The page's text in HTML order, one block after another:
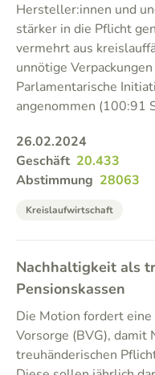
Hersteller:innen und
stärker in die Pflicht
vermehrt aus
unnötige
Parlamentarische
angenommen (100:91
26.02.2024
Geschäft 20.433
Abstimmung 28063
Kreislaufwirtschaft
Nachhaltigkeit als
Pensionskassen
Die Motion fordert eine
Vorsorge (BVG), damit
treuhänderischen